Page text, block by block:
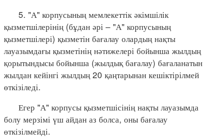
5. "А" корпусының мемлекеттік әкімшілік
қызметшілерінің (бұдан әрі – "А" корпусының
қызметшілері) қызметін бағалау олардың нақты
лауазымдағы қызметінің нәтижелері бойынша жылдың
қорытындысы бойынша (жылдық бағалау) бағаланатын
жылдан кейінгі жылдың 20 қаңтарынан кешіктірілмей
өткізіледі.
Егер "А" корпусы қызметшісінің нақты лауазымда
болу мерзімі үш айдан аз болса, оны бағалау
өткізілмейді.